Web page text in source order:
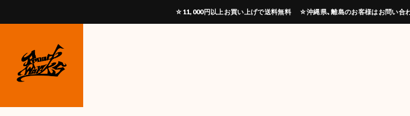
☆11,000円以上お買い上げで送料無料 ☆沖縄県、離島のお客様はお問い